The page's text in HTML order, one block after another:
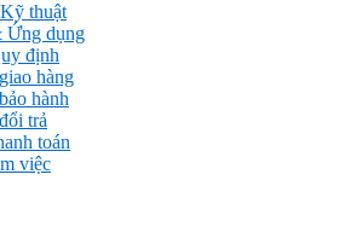
thuật
Ứng dụng
định
hàng
hành
trả
toán
việc